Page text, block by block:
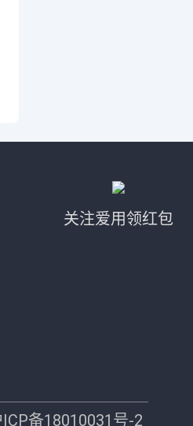
关注爱用领红包
备18010031号-2